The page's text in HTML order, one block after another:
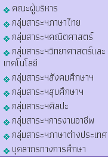
คณะผู้บริหาร
กลุ่มสาระฯภาษาไทย
กลุ่มสาระฯคณิตศาสตร์
กลุ่มสาระฯวิทยาศาสตร์และ
เทคโนโลยี
กลุ่มสาระฯสังคมศึกษาฯ
กลุ่มสาระฯสุขศึกษาฯ
กลุ่มสาระฯศิลปะ
กลุ่มสาระฯการงานอาชีพ
กลุ่มสาระฯภาษาต่างประเทศ
บุคลากรทางการศึกษา